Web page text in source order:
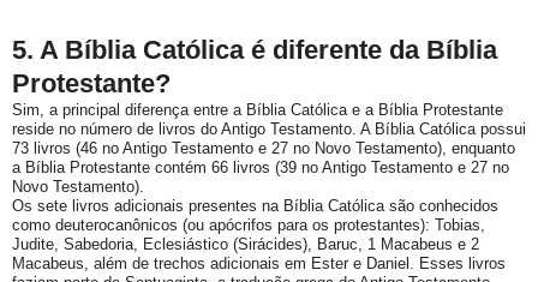
5. A Bíblia Católica é diferente da Bíblia
Protestante?
Sim, a principal diferença entre a Bíblia Católica e a Bíblia Protestante
reside no número de livros do Antigo Testamento . A Bíblia Católica possui
73 livros (46 no Antigo Testamento e 27 no Novo Testamento), enquanto
a Bíblia Protestante contém 66 livros (39 no Antigo Testamento e 27 no
Novo Testamento).
Os sete livros adicionais presentes na Bíblia Católica são conhecidos
como deuterocanônicos (ou apócrifos para os protestantes): Tobias,
Judite, Sabedoria, Eclesiástico (Sirácides), Baruc, 1 Macabeus e 2
Macabeus, além de trechos adicionais em Ester e Daniel. Esses livros